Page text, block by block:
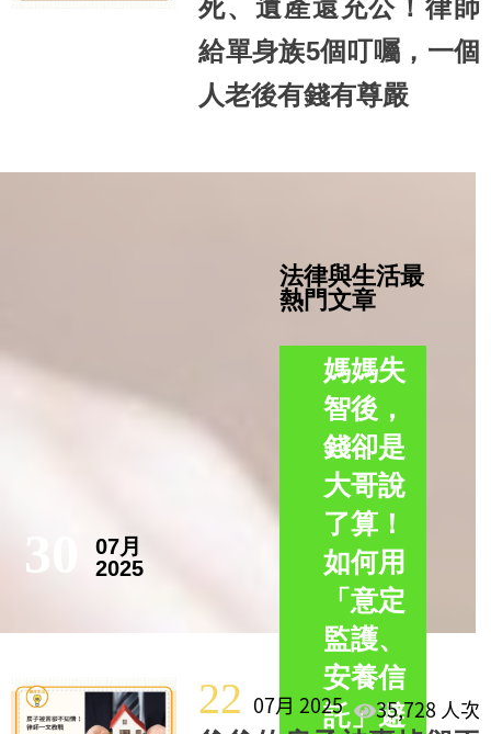
死、遺產還充公！律師
給單身族5個叮囑，一個
人老後有錢有尊嚴
法律與生活最
熱門文章
媽媽失
智後，
錢卻是
大哥說
了算！
如何用
「意定
監護、
安養信
託」避
30
07月
2025
22 07月 2025
35,728 人次